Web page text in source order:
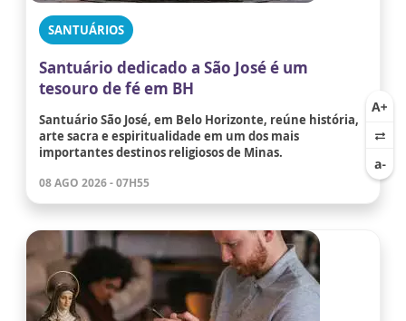
SANTUÁRIOS
Santuário dedicado a São José é um
tesouro de fé em BH
Santuário São José, em Belo Horizonte, reúne história,
arte sacra e espiritualidade em um dos mais
importantes destinos religiosos de Minas.
08 AGO 2026 - 07H55